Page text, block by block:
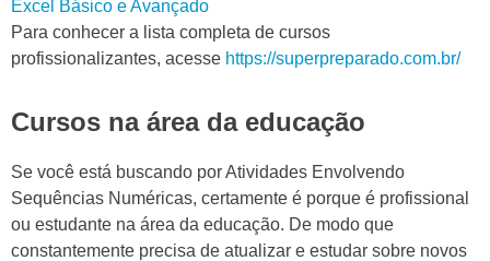
Excel Básico e Avançado
Para conhecer a lista completa de cursos
profissionalizantes, acesse https://superpreparado.com.br/
Cursos na área da educação
Se você está buscando por Atividades Envolvendo
Sequências Numéricas, certamente é porque é profissional
ou estudante na área da educação. De modo que
constantemente precisa de atualizar e estudar sobre novos